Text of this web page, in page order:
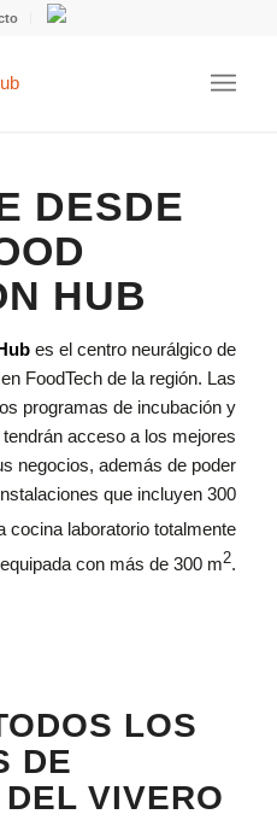
DESDE
HUB
es el centro neurálgico de
FoodTech de la región. Las
programas de incubación y
acceso a los mejores
negocios, además de poder
que incluyen 300
cocina laboratorio totalmente
equipada con más de 300 m2.
LOS
DE
VIVERO